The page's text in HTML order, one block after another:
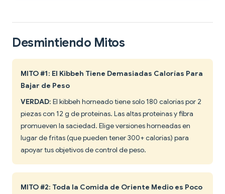
Desmintiendo Mitos
MITO #1: El Kibbeh Tiene Demasiadas Calorías Para
Bajar de Peso
VERDAD: El kibbeh horneado tiene solo 180 calorías por 2
piezas con 12 g de proteínas. Las altas proteínas y fibra
promueven la saciedad. Elige versiones horneadas en
lugar de fritas (que pueden tener 300+ calorías) para
apoyar tus objetivos de control de peso.
MITO #2: Toda la Comida de Oriente Medio es Poco